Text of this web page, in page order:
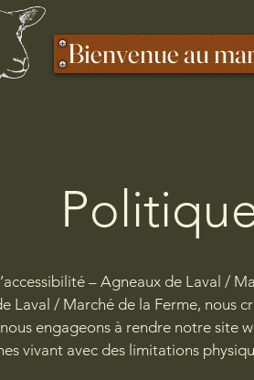
Bienvenue au
– Agneaux de Laval /
Laval / Marché de la Ferme, nous
engageons à rendre notre site
vivant avec des limitations